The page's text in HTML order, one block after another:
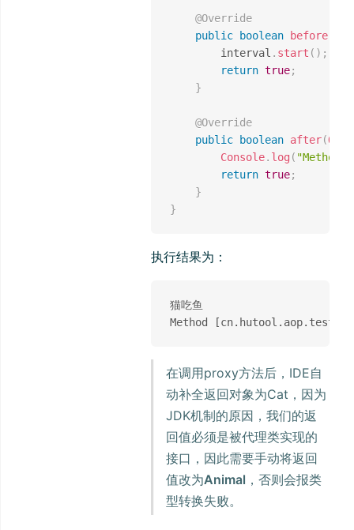
@Override
public
boolean before
		interval
. start ( ) ;
return true;
}
@Override
public
boolean after(
Console. log (
return true;
}
}
执行结果为：
猫吃鱼
在调用proxy方法后，IDE自
动补全返回对象为Cat，因为
JDK机制的原因，我们的返
回值必须是被代理类实现的
接口，因此需要手动将返回
值改为Animal ，否则会报类
型转换失败。